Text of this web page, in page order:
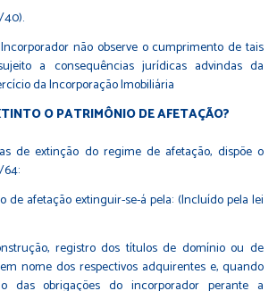
40).
não observe o cumprimento de tais
a consequências jurídicas advindas da
da Incorporação Imobiliária
O PATRIMÔNIO DE AFETAÇÃO?
de extinção do regime de afetação, dispõe o
64:
de afetação extinguir-se-á pela: (Incluído pela lei
registro dos títulos de domínio ou de
nome dos respectivos adquirentes e, quando
das obrigações do incorporador perante a